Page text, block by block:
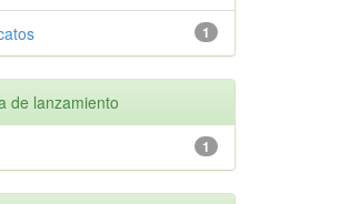
1
de lanzamiento
1